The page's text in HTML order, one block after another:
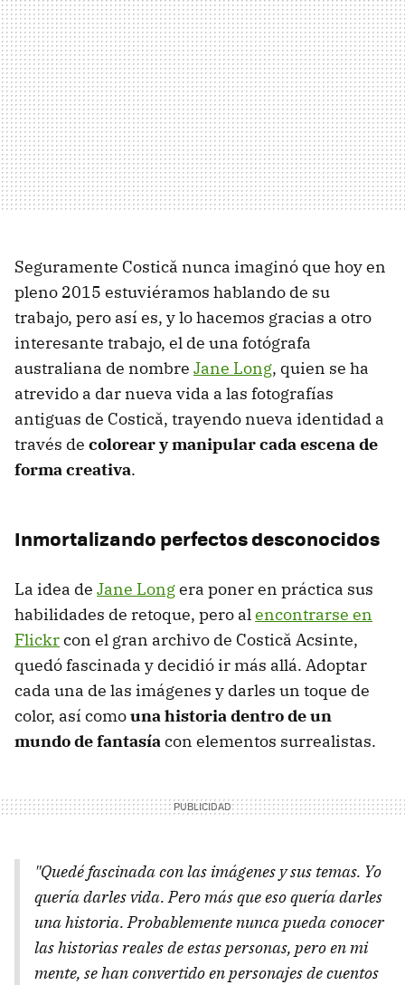
Seguramente Costică nunca imaginó que hoy en
pleno 2015 estuviéramos hablando de su
trabajo, pero así es, y lo hacemos gracias a otro
interesante trabajo, el de una fotógrafa
australiana de nombre Jane Long, quien se ha
atrevido a dar nueva vida a las fotografías
antiguas de Costică, trayendo nueva identidad a
través de colorear y manipular cada escena de
forma creativa.
Inmortalizando perfectos desconocidos
La idea de Jane Longera poner en práctica sus
habilidades de retoque, pero alencontrarse en
Flickrcon el gran archivo de Costică Acsinte,
quedó fascinada y decidió ir más allá. Adoptar
cada una de las imágenes y darles un toque de
color, así comouna historia dentro de un
mundo de fantasíacon elementos surrealistas.
"Quedé fascinada con las imágenes y sus temas. Yo
quería darles vida. Pero más que eso quería darles
una historia. Probablemente nunca pueda conocer
las historias reales de estas personas, pero en mi
mente, se han convertido en personajes de cuentos